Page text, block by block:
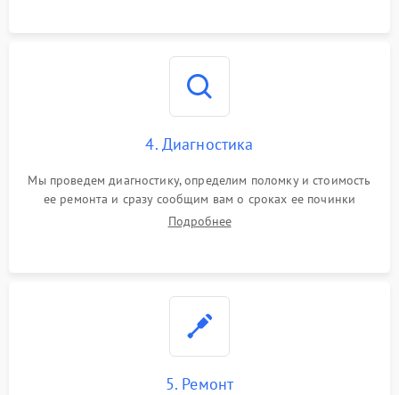
4. Диагностика
Мы проведем диагностику, определим поломку и стоимость
ее ремонта и сразу сообщим вам о сроках ее починки
Подробнее
5. Ремонт